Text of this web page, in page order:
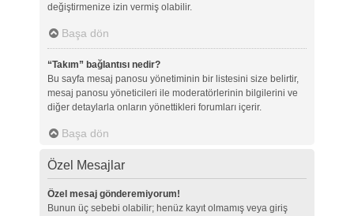
değiştirmenize izin vermiş olabilir.
Başa dön
“Takım” bağlantısı nedir?
Bu sayfa mesaj panosu yönetiminin bir listesini size belirtir,
mesaj panosu yöneticileri ile moderatörlerinin bilgilerini ve
diğer detaylarla onların yönettikleri forumları içerir.
Başa dön
Özel Mesajlar
Özel mesaj gönderemiyorum!
Bunun üç sebebi olabilir; henüz kayıt olmamış veya giriş